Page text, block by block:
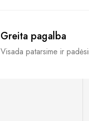
Greita pagalba
Visada patarsime ir